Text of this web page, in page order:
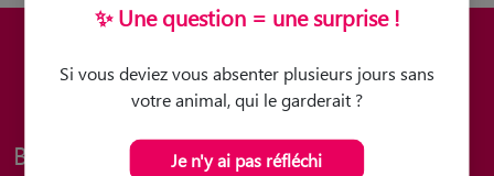
BERGER DE BRIE : LE SAVIEZ-VOUS ?
✨ Une question = une surprise !
Si vous deviez vous absenter plusieurs jours sans
votre animal, qui le garderait ?
Je n'y ai pas réfléchi